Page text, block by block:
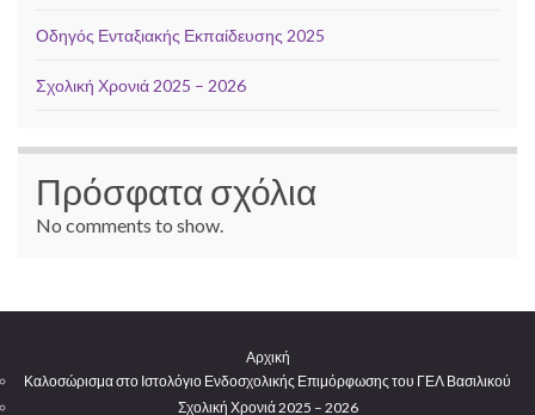
Οδηγός Ενταξιακής Εκπαίδευσης 2025
Σχολική Χρονιά 2025 – 2026
Πρόσφατα σχόλια
No comments to show.
Αρχική
Καλοσώρισμα στο Ιστολόγιο Ενδοσχολικής Επιμόρφωσης του ΓΕΛ Βασιλικού
Σχολική Χρονιά 2025 – 2026